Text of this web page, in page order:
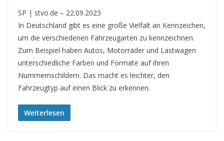
SP | stvo.de – 22.09.2023
In Deutschland gibt es eine große Vielfalt an Kennzeichen,
um die verschiedenen Fahrzeugarten zu kennzeichnen.
Zum Beispiel haben Autos, Motorräder und Lastwagen
unterschiedliche Farben und Formate auf ihren
Nummernschildern. Das macht es leichter, den
Fahrzeugtyp auf einen Blick zu erkennen.
Weiterlesen